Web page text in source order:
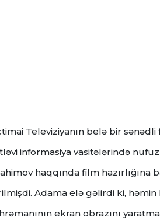
Televiziyanın belə bir
informasiya vasitələrində
haqqında film hazırlığına
Adama elə gəlirdi ki,
ekran obrazını